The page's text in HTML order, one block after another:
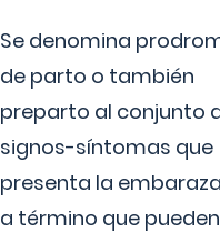
Se denomina
de parto o también
preparto al conjunto
signos-síntomas que
presenta la
a término que pueden